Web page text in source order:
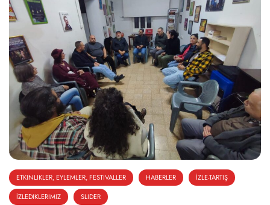
ETKINLIKLER, EYLEMLER, FESTIVALLER HABERLER
İZLE-TARTIŞ
İZLEDIKLERIMIZ
SLIDER
6k 2k 646